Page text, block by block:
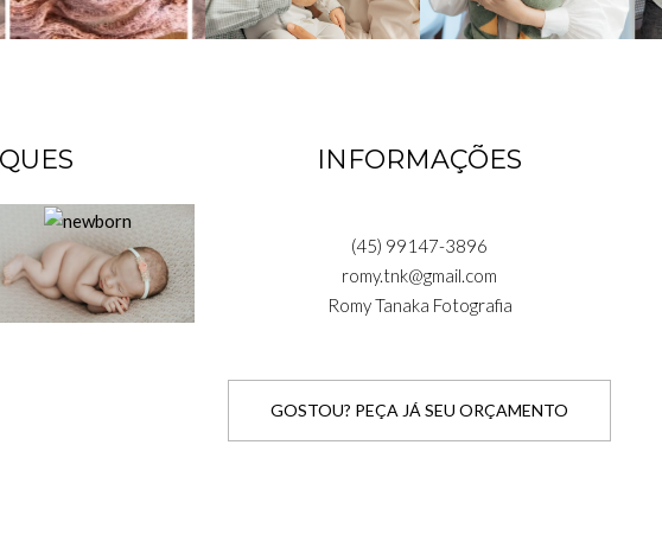
INFORMAÇÕES
(45) 99147-3896
romy.tnk@gmail.com
Romy Tanaka Fotografia
GOSTOU? PEÇA JÁ SEU ORÇAMENTO